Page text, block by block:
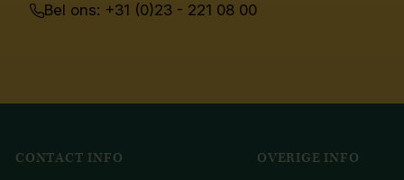
Bel ons: +31 (0)23 - 221 08 00
CONTACT INFO OVERIGE INFO